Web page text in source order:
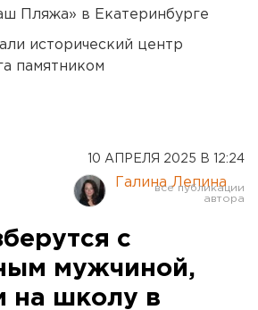
Пляжа» в Екатеринбурге
исторический центр
памятником
10 АПРЕЛЯ 2025 В 12:24
Галина Лепина
с
мужчиной,
на школу в